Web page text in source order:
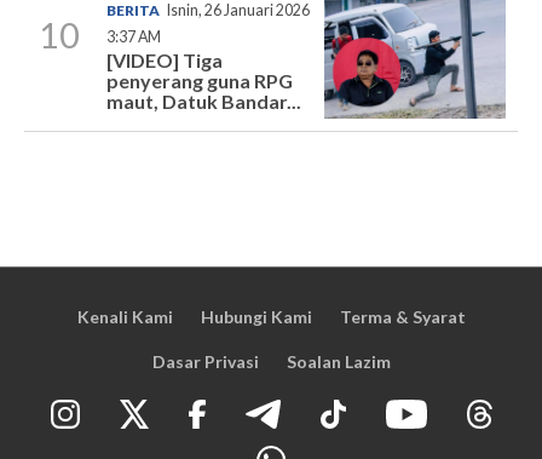
10
BERITA
Isnin, 26 Januari 2026
3:37 AM
[VIDEO] Tiga
penyerang guna RPG
maut, Datuk Bandar...
Kenali Kami Hubungi Kami Terma & Syarat
Dasar Privasi Soalan Lazim